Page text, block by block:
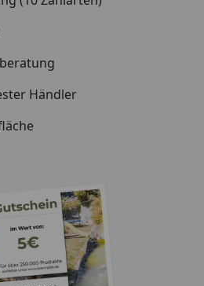
(aus
+ Spezialschrauben)
optimale Abdichtung
an den
ist allerdings auch eine
Form der Abdeckung (z.
möglich
Händler